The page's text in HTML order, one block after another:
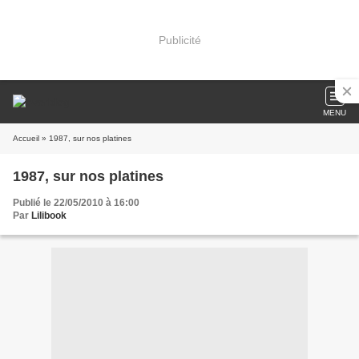
Publicité
MENU
Accueil » 1987, sur nos platines
1987, sur nos platines
Publié le 22/05/2010 à 16:00
Par Lilibook